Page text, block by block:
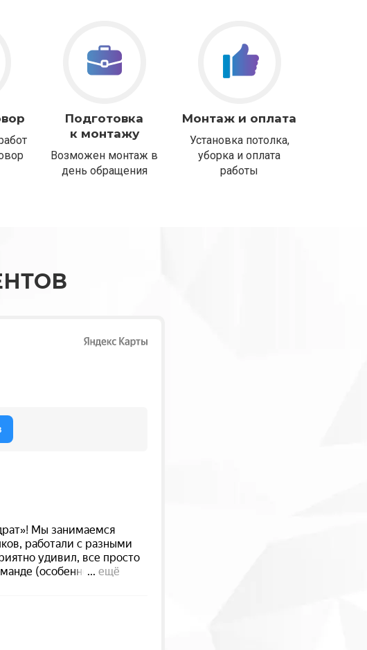
Подготовка
к монтажу
Возможен монтаж в
день обращения
Монтаж и оплата
Установка потолка,
уборка и оплата
работы